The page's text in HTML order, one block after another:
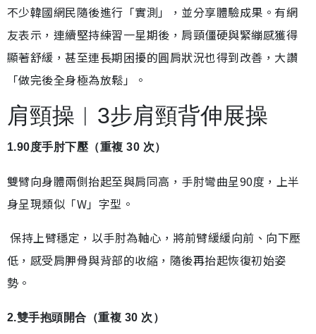
不少韓國網民隨後進行「實測」，並分享體驗成果。有網
友表示，連續堅持練習一星期後，肩頸僵硬與緊繃感獲得
顯著舒緩，甚至連長期困擾的圓肩狀況也得到改善，大讚
「做完後全身極為放鬆」。
肩頸操︱3步肩頸背伸展操
1.90度手肘下壓（重複 30 次）
雙臂向身體兩側抬起至與肩同高，手肘彎曲呈90度，上半
身呈現類似「W」字型。
保持上臂穩定，以手肘為軸心，將前臂緩緩向前、向下壓
低，感受肩胛骨與背部的收縮，隨後再抬起恢復初始姿
勢。
2.雙手抱頭開合（重複 30 次）